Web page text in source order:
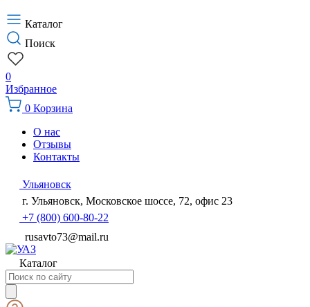
Каталог
Поиск
0
Избранное
0 Корзина
О нас
Отзывы
Контакты
Ульяновск
г. Ульяновск, Московское шоссе, 72, офис 23
+7 (800) 600-80-22
rusavto73@mail.ru
Каталог
Поиск
товаров